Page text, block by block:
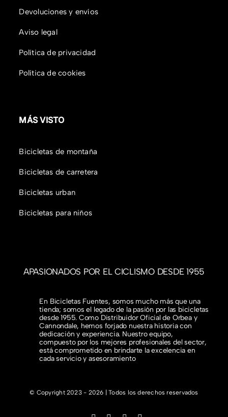
Devoluciones y envíos
Aviso legal
Política de privacidad
Política de cookies
MÁS VISTO
Bicicletas de montaña
Bicicletas de carretera
Bicicletas urban
Bicicletas para niños
APASIONADOS POR EL CICLISMO DESDE 1955
En Bicicletas Fuentes, somos mucho más que una
tienda; somos el legado de la pasión por las bicicletas
desde 1955. Como Distribuidor Oficial de Orbea y
Cannondale, hemos forjado nuestra historia con
dedicación y experiencia. Nuestro equipo,
compuesto por los mejores profesionales del sector,
está comprometido en brindarte la excelencia en
cada servicio y asesoramiento
© Copyright 2023 - 2026 | Todos los derechos reservados